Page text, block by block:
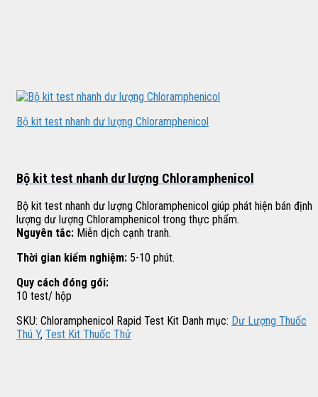
Bộ kit test nhanh dư lượng Chloramphenicol
Bộ kit test nhanh dư lượng Chloramphenicol
Bộ kit test nhanh dư lượng Chloramphenicol giúp phát hiện bán định
lượng dư lượng Chloramphenicol trong thực phẩm.
Nguyên tắc: Miễn dịch cạnh tranh.
Thời gian kiểm nghiệm: 5-10 phút.
Quy cách đóng gói:
10 test/ hộp
SKU: Chloramphenicol Rapid Test Kit Danh mục: Dư Lượng Thuốc
Thú Y, Test Kit Thuốc Thử